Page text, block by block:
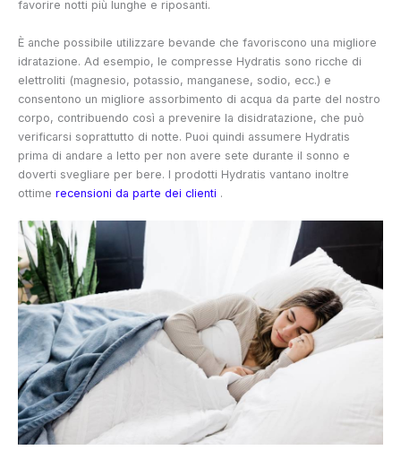
favorire notti più lunghe e riposanti.
È anche possibile utilizzare bevande che favoriscono una migliore
idratazione. Ad esempio, le compresse Hydratis sono ricche di
elettroliti (magnesio, potassio, manganese, sodio, ecc.) e
consentono un migliore assorbimento di acqua da parte del nostro
corpo, contribuendo così a prevenire la disidratazione, che può
verificarsi soprattutto di notte. Puoi quindi assumere Hydratis
prima di andare a letto per non avere sete durante il sonno e
doverti svegliare per bere. I prodotti Hydratis vantano inoltre
ottime recensioni da parte dei clienti .